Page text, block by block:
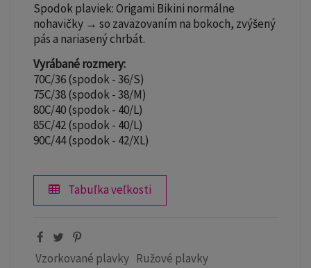
Spodok plaviek: Origami Bikini normálne
nohavičky → so zaväzovaním na bokoch, zvýšený
pás a nariasený chrbát.
Vyrábané rozmery:
70C/36 (spodok - 36/S)
75C/38 (spodok - 38/M)
80C/40 (spodok - 40/L)
85C/42 (spodok - 40/L)
90C/44 (spodok - 42/XL)
Tabuľka veľkosti
Vzorkované plavky Ružové plavky